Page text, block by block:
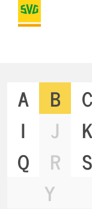
A B C
I
J K
Q
R S
Y